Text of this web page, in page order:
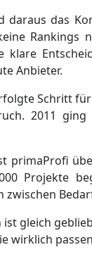
daraus das
Rankings
klare
Anbieter.
Schritt
2011
primaProfi
Projekte
zwischen
ist gleich
wirklich